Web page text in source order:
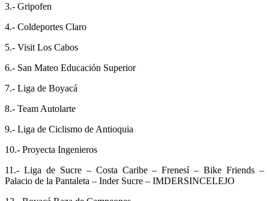
3.- Gripofen
4.- Coldeportes Claro
5.- Visit Los Cabos
6.- San Mateo Educación Superior
7.- Liga de Boyacá
8.- Team Autolarte
9.- Liga de Ciclismo de Antioquia
10.- Proyecta Ingenieros
11.- Liga de Sucre – Costa Caribe – Frenesí – Bike Friends –
Palacio de la Pantaleta – Inder Sucre – IMDERSINCELEJO